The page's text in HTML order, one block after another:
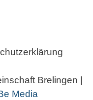
Brelingen |
Media